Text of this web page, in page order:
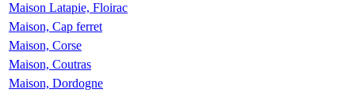
Maison Latapie, Floirac
Maison, Cap ferret
Maison, Corse
Maison, Coutras
Maison, Dordogne